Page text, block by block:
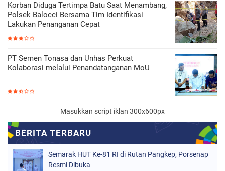
Korban Diduga Tertimpa Batu Saat Menambang,
Polsek Balocci Bersama Tim Identifikasi
Lakukan Penanganan Cepat
PT Semen Tonasa dan Unhas Perkuat
Kolaborasi melalui Penandatanganan MoU
Masukkan script iklan 300x600px
Semarak HUT Ke-81 RI di Rutan Pangkep, Porsenap
Resmi Dibuka